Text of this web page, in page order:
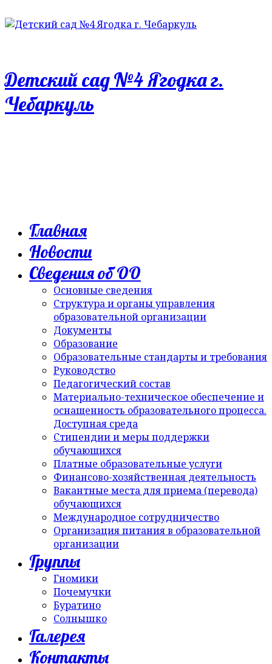
Детский сад №4 Ягодка г.
Чебаркуль
Главная
Новости
Сведения об ОО
Основные сведения
Структура и органы управления
образовательной организации
Документы
Образование
Образовательные стандарты и требования
Руководство
Педагогический состав
Материально-техническое обеспечение и
оснащенность образовательного процесса.
Доступная среда
Стипендии и меры поддержки
обучающихся
Платные образовательные услуги
Финансово-хозяйственная деятельность
Вакантные места для приема (перевода)
обучающихся
Международное сотрудничество
Организация питания в образовательной
организации
Группы
Гномики
Почемучки
Буратино
Солнышко
Галерея
Контакты